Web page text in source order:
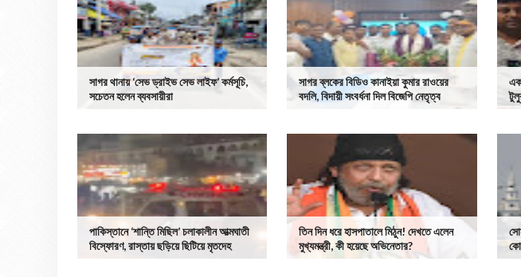
সাগর থানায় ‘সেভ ড্রাইভ সেভ লাইফ’ কর্মসূচি,
সচেতন হলেন ব্যবসায়ীরা
সাগর ব্লকের বিডিও কানাইয়া কুমার রাওয়ের
বদলি, বিদায়ী সংবর্ধনা দিল বিজেপি নেতৃত্ব
পাকিস্তানে ‘শান্তি মিছিল’ চলাকালীন আত্মঘাতী
বিস্ফোরণ, রাস্তায় ছড়িয়ে ছিটিয়ে মৃতদেহ
তিন দিন ধরে হাসপাতালে মিঠুন! দেখতে এলেন
মুখ্যমন্ত্রী, কী হয়েছে অভিনেতার?